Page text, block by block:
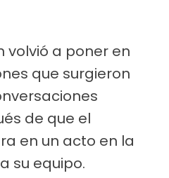
volvió a poner en
que surgieron
de que el
en un acto en la
su equipo.